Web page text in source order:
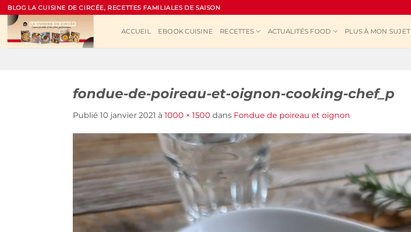
Passer
au
contenu
BLOG LA CUISINE DE CIRCÉE, RECETTES FAMILIALES DE SAISON
ACCUEIL EBOOK CUISINE RECETTES ACTUALITÉS FOOD PLUS À MON SUJET
fondue-de-poireau-et-oignon-cooking-chef_p
Publié 10 janvier 2021 à 1000 × 1500 dans Fondue de poireau et oignon